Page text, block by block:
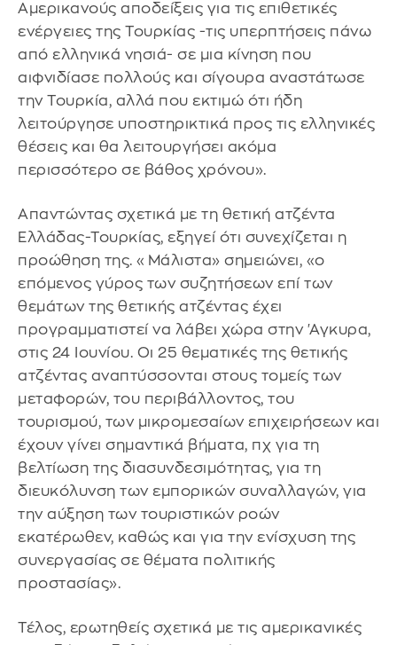
Αμερικανούς αποδείξεις για τις επιθετικές
ενέργειες της Τουρκίας -τις υπερπτήσεις πάνω
από ελληνικά νησιά- σε μια κίνηση που
αιφνιδίασε πολλούς και σίγουρα αναστάτωσε
την Τουρκία, αλλά που εκτιμώ ότι ήδη
λειτούργησε υποστηρικτικά προς τις ελληνικές
θέσεις και θα λειτουργήσει ακόμα
περισσότερο σε βάθος χρόνου».
Απαντώντας σχετικά με τη θετική ατζέντα
Ελλάδας-Τουρκίας, εξηγεί ότι συνεχίζεται η
προώθηση της. «Μάλιστα» σημειώνει, «ο
επόμενος γύρος των συζητήσεων επί των
θεμάτων της θετικής ατζέντας έχει
προγραμματιστεί να λάβει χώρα στην 'Αγκυρα,
στις 24 Ιουνίου. Οι 25 θεματικές της θετικής
ατζέντας αναπτύσσονται στους τομείς των
μεταφορών, του περιβάλλοντος, του
τουρισμού, των μικρομεσαίων επιχειρήσεων και
έχουν γίνει σημαντικά βήματα, πχ για τη
βελτίωση της διασυνδεσιμότητας, για τη
διευκόλυνση των εμπορικών συναλλαγών, για
την αύξηση των τουριστικών ροών
εκατέρωθεν, καθώς και για την ενίσχυση της
συνεργασίας σε θέματα πολιτικής
προστασίας».
Τέλος, ερωτηθείς σχετικά με τις αμερικανικές